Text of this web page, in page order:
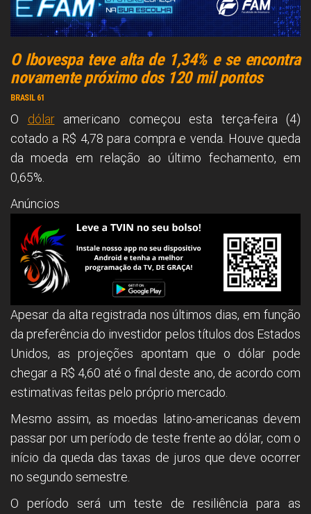
O Ibovespa teve alta de 1,34% e se encontra
novamente próximo dos 120 mil pontos
BRASIL 61
O dólaramericano começou esta terça-feira (4)
cotado a R$ 4,78 para compra e venda. Houve queda
da moeda em relação ao último fechamento, em
0,65%.
Anúncios
Apesar da alta registrada nos últimos dias, em função
da preferência do investidor pelos títulos dos Estados
Unidos, as projeções apontam que o dólar pode
chegar a R$ 4,60 até o final deste ano, de acordo com
estimativas feitas pelo próprio mercado.
Mesmo assim, as moedas latino-americanas devem
passar por um período de teste frente ao dólar, com o
início da queda das taxas de juros que deve ocorrer
no segundo semestre.
O período será um teste de resiliência para as